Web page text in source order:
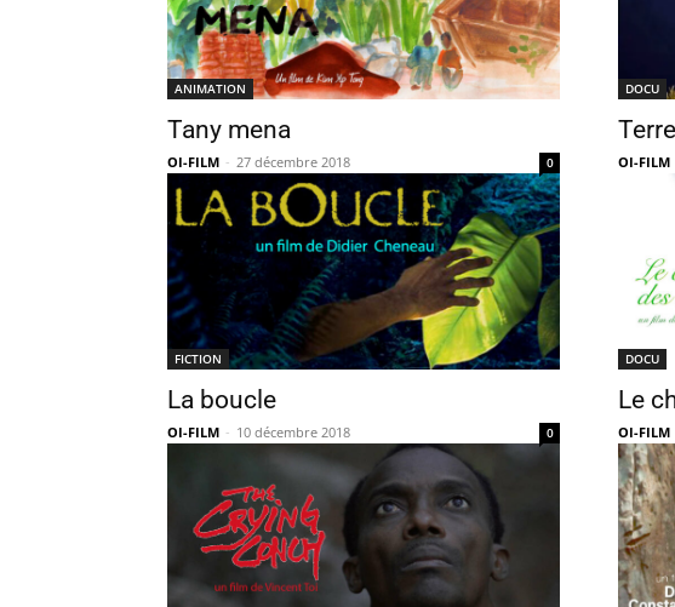
ANIMATION
Tany mena
OI-FILM - 27 décembre 2018 0
DOCU
OI-FILM
FICTION
La boucle
OI-FILM - 10 décembre 2018 0
DOCU
Le
OI-FILM